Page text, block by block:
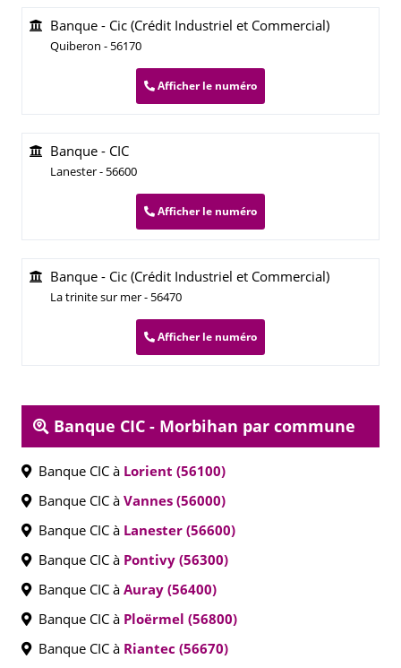
Banque - Cic (Crédit Industriel et Commercial)
Quiberon - 56170
Afficher le numéro
Banque - CIC
Lanester - 56600
Afficher le numéro
Banque - Cic (Crédit Industriel et Commercial)
La trinite sur mer - 56470
Afficher le numéro
Banque CIC - Morbihan par commune
Banque CIC à Lorient (56100)
Banque CIC à Vannes (56000)
Banque CIC à Lanester (56600)
Banque CIC à Pontivy (56300)
Banque CIC à Auray (56400)
Banque CIC à Ploërmel (56800)
Banque CIC à Riantec (56670)